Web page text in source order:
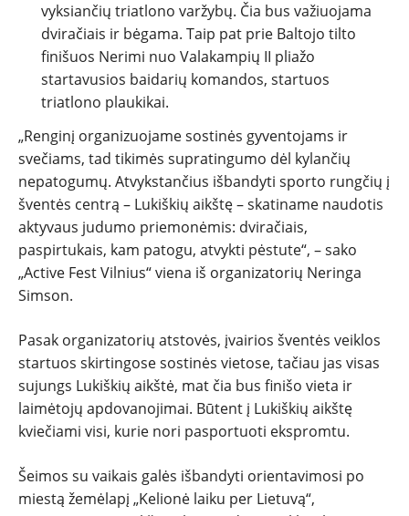
vyksiančių triatlono varžybų. Čia bus važiuojama
dviračiais ir bėgama. Taip pat prie Baltojo tilto
finišuos Nerimi nuo Valakampių II pliažo
startavusios baidarių komandos, startuos
triatlono plaukikai.
„Renginį organizuojame sostinės gyventojams ir
svečiams, tad tikimės supratingumo dėl kylančių
nepatogumų. Atvykstančius išbandyti sporto rungčių į
šventės centrą – Lukiškių aikštę – skatiname naudotis
aktyvaus judumo priemonėmis: dviračiais,
paspirtukais, kam patogu, atvykti pėstute“, – sako
„Active Fest Vilnius“ viena iš organizatorių Neringa
Simson.
Pasak organizatorių atstovės, įvairios šventės veiklos
startuos skirtingose sostinės vietose, tačiau jas visas
sujungs Lukiškių aikštė, mat čia bus finišo vieta ir
laimėtojų apdovanojimai. Būtent į Lukiškių aikštę
kviečiami visi, kurie nori pasportuoti ekspromtu.
Šeimos su vaikais galės išbandyti orientavimosi po
miestą žemėlapį „Kelionė laiku per Lietuvą“,